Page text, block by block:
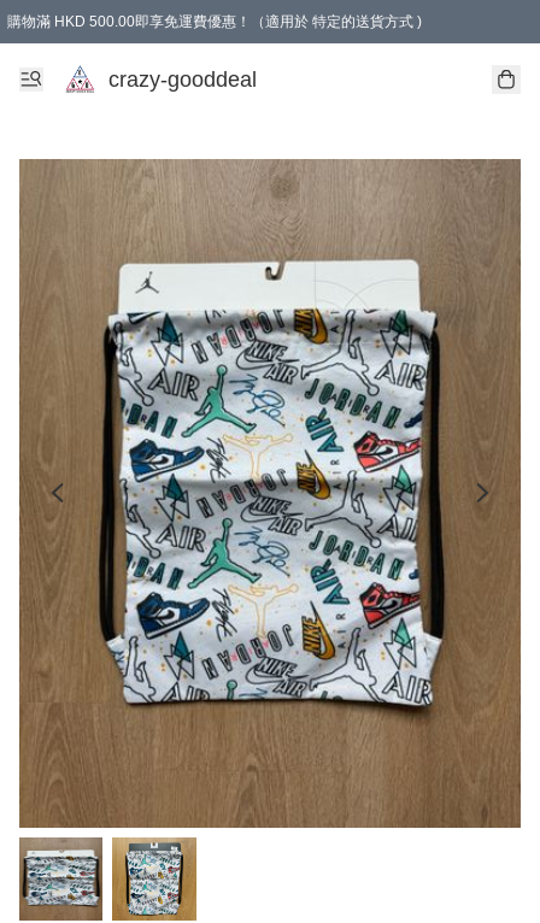
購物滿 HKD 500.00即享免運費優惠！（適用於 特定的送貨方式 )
成為會員可享免費禮品
crazy-gooddeal